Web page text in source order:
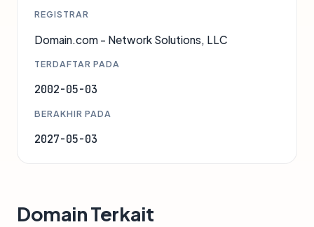
REGISTRAR
Domain.com - Network Solutions, LLC
TERDAFTAR PADA
2002-05-03
BERAKHIR PADA
2027-05-03
Domain Terkait